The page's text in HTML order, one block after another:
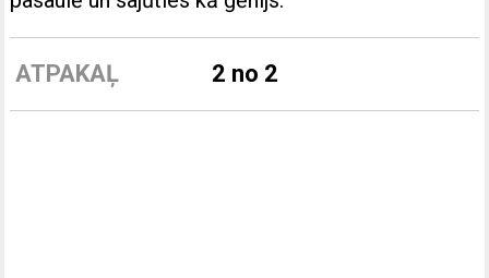
ATPAKAĻ 2 no 2